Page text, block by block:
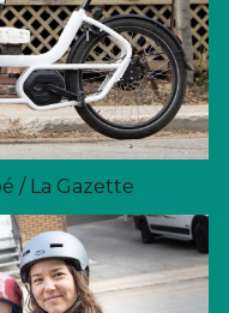
/ La Gazette